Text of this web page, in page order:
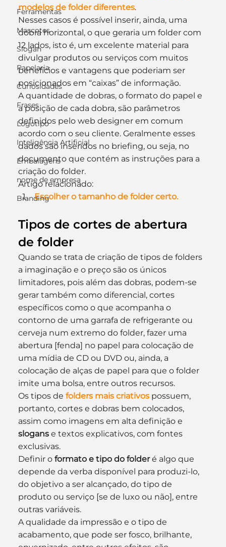
Ferramentas
Mascotes
Slogan
Papelaria
Curiosidades
Frases
Logotipo
Inteligência Artificial
Embalagens
nome de empresa
Branding
modelos de folder diferentes.
Nesses casos é possível inserir, ainda, uma
dobra horizontal, o que geraria um folder com
12 lados, isto é, um excelente material para
divulgar produtos ou serviços com muitos
benefícios e vantagens que poderiam ser
posicionados em “caixas” de informação.
A quantidade de dobras, o formato do papel e
a posição de cada dobra, são parâmetros
definidos pelo web designer em comum
acordo com o seu cliente. Geralmente esses
dados são inseridos no briefing, ou seja, no
documento que contém as instruções para a
criação do folder.
Artigo relacionado:
Escolher o tamanho de folder certo.
Tipos de cortes de abertura
de folder
Quando se trata de criação de tipos de folders
a imaginação e o preço são os únicos
limitadores, pois além das dobras, podem-se
gerar também como diferencial, cortes
específicos como o que acompanha o
contorno de uma garrafa de refrigerante ou
cerveja num extremo do folder, fazer uma
abertura [fenda] no papel para colocação de
uma mídia de CD ou DVD ou, ainda, a
colocação de alças de papel para que o folder
imite uma bolsa, entre outros recursos.
Os tipos de folders mais criativos possuem,
portanto, cortes e dobras bem colocados,
assim como imagens em alta definição e
slogans e textos explicativos, com fontes
exclusivas.
Definir o formato e tipo do folder é algo que
depende da verba disponível para produzi-lo,
do objetivo a ser alcançado, do tipo de
produto ou serviço [se de luxo ou não], entre
outras variáveis.
A qualidade da impressão e o tipo de
acabamento, que pode ser fosco, brilhante,